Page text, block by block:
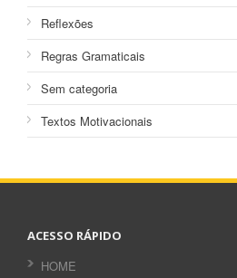
Reflexões
Regras Gramaticais
Sem categoria
Textos Motivacionais
ACESSO RÁPIDO
HOME